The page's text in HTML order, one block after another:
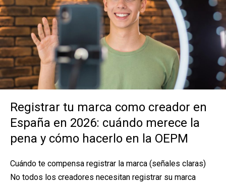
Registrar tu marca como creador en
España en 2026: cuándo merece la
pena y cómo hacerlo en la OEPM
Cuándo te compensa registrar la marca (señales claras)
No todos los creadores necesitan registrar su marca